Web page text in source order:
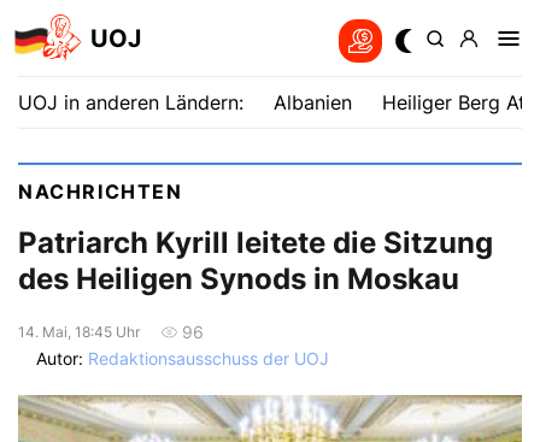
UOJ
UOJ in anderen Ländern: Albanien Heiliger Berg
NACHRICHTEN
Patriarch Kyrill leitete die Sitzung
des Heiligen Synods in Moskau
14. Mai, 18:45 Uhr
96
Autor: Redaktionsausschuss der UOJ